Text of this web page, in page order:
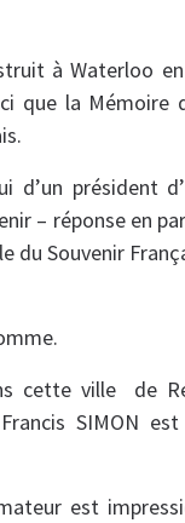
à Waterloo
que la Mémoire
d’un président
– réponse en
du Souvenir
cette ville de
SIMON
est